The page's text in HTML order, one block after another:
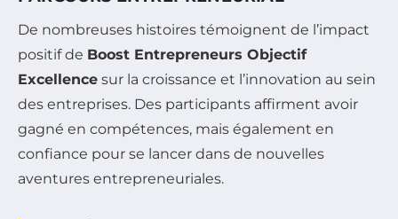
De nombreuses histoires témoignent de l’impact
positif de Boost Entrepreneurs Objectif
Excellence sur la croissance et l’innovation au sein
des entreprises. Des participants affirment avoir
gagné en compétences, mais également en
confiance pour se lancer dans de nouvelles
aventures entrepreneuriales.